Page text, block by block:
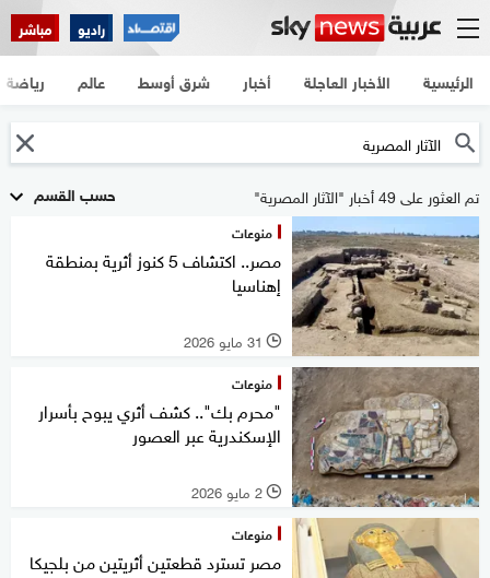
راديو مباشر
الرئيسية الأخبار العاجلة أخبار شرق أوسط عالم رياضة
حسب القسم تم العثور على 49 أخبار "الآثار المصرية"
منوعات
مصر.. اكتشاف 5 كنوز أثرية بمنطقة
إهناسيا
l 31 مايو 2026
منوعات
"محرم بك".. كشف أثري يبوح بأسرار
الإسكندرية عبر العصور
l 2 مايو 2026
منوعات
مصر تسترد قطعتين أثريتين من بلجيكا